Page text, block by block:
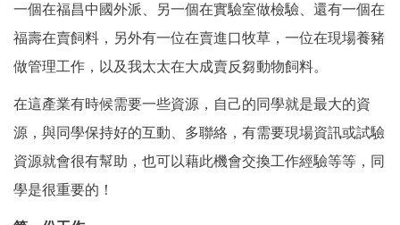
一個在福昌中國外派、另一個在實驗室做檢驗、還有一個在
福壽在賣飼料，另外有一位在賣進口牧草，一位在現場養豬
做管理工作，以及我太太在大成賣反芻動物飼料。
在這產業有時候需要一些資源，自己的同學就是最大的資
源，與同學保持好的互動、多聯絡，有需要現場資訊或試驗
資源就會很有幫助，也可以藉此機會交換工作經驗等等，同
學是很重要的！